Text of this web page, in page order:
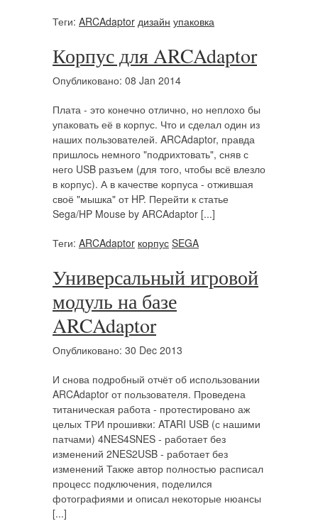
Теги: ARCAdaptor дизайн упаковка
Корпус для ARCAdaptor
Опубликовано: 08 Jan 2014
Плата - это конечно отлично, но неплохо бы
упаковать её в корпус. Что и сделал один из
наших пользователей. ARCAdaptor, правда
пришлось немного "подрихтовать", сняв с
него USB разъем (для того, чтобы всё влезло
в корпус). А в качестве корпуса - отжившая
своё "мышка" от HP. Перейти к статье
Sega/HP Mouse by ARCAdaptor [...]
Теги: ARCAdaptor корпус SEGA
Универсальный игровой
модуль на базе
ARCAdaptor
Опубликовано: 30 Dec 2013
И снова подробный отчёт об использовании
ARCAdaptor от пользователя. Проведена
титаническая работа - протестировано аж
целых ТРИ прошивки: ATARI USB (с нашими
патчами) 4NES4SNES - работает без
изменений 2NES2USB - работает без
изменений Также автор полностью расписал
процесс подключения, поделился
фотографиями и описал некоторые нюансы
[...]